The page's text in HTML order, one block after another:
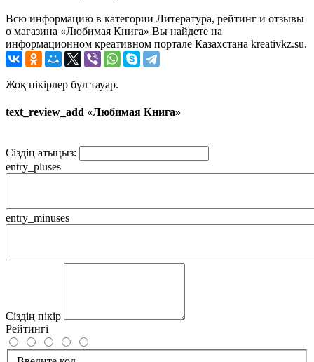
Всю информацию в категории Литература, рейтинг и отзывы
о магазина «Любимая Книга» Вы найдете на
информационном креативном портале Казахстана kreativkz.su.
Жоқ пікірлер бұл тауар.
text_review_add «Любимая Книга»
Сіздің атыңыз:
entry_pluses
entry_minuses
Сіздің пікір
Рейтингі